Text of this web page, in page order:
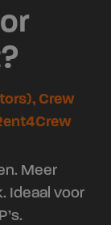
Crew
Meer
Ideaal voor